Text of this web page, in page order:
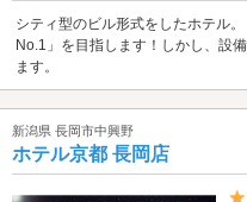
シティ型のビル形式をしたホテル
No.1」を目指します！しかし、設
ます。
新潟県 長岡市中興野
ホテル京都 長岡店